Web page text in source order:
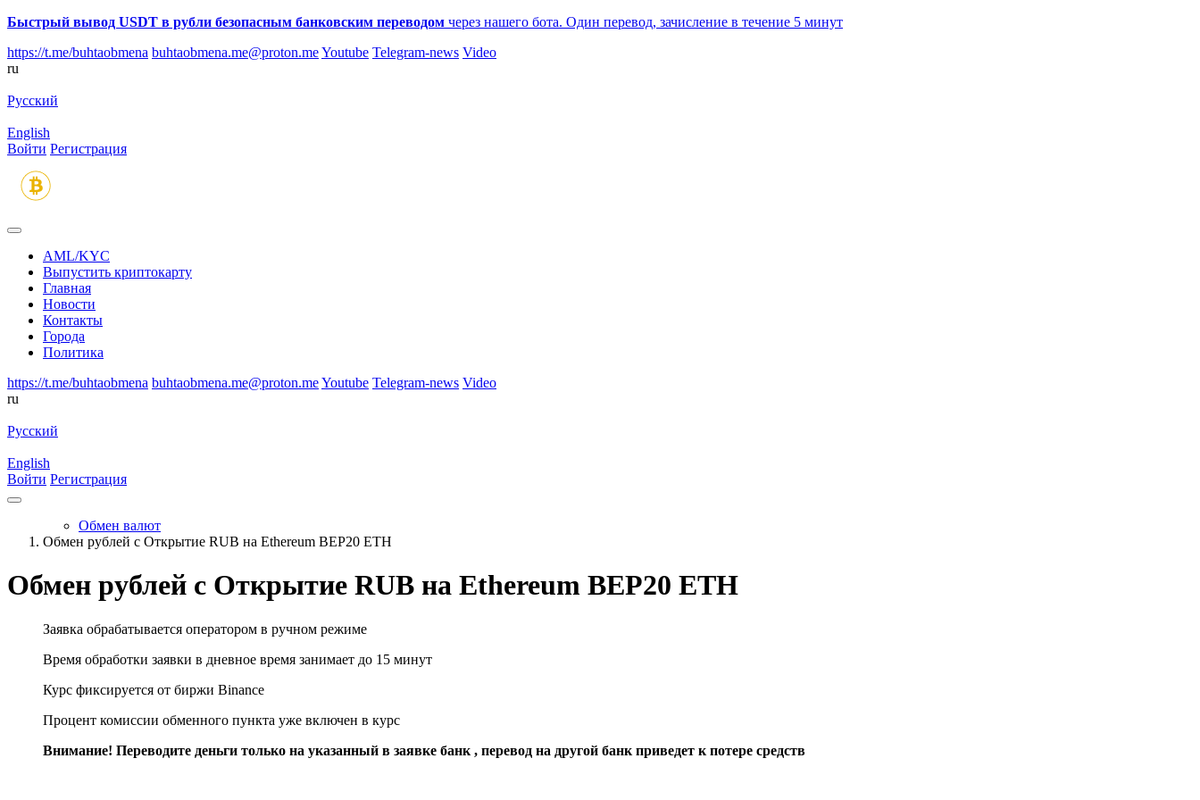
Быстрый вывод USDT в рубли безопасным банковским переводом через нашего бота. Один перевод, зачисление в течение 5 минут
https://t.me/buhtaobmena buhtaobmena.me@proton.meYoutube Telegram-news Video
ru
Русский
English
Войти Регистрация
AML/KYC
Выпустить криптокарту
Главная
Новости
Контакты
Города
Политика
https://t.me/buhtaobmena buhtaobmena.me@proton.meYoutube Telegram-news Video
ru
Русский
English
Войти Регистрация
Обмен валют
Обмен рублей с Открытие RUB на Ethereum BEP20 ETH
Обмен рублей с Открытие RUB на Ethereum BEP20 ETH
Заявка обрабатывается оператором в ручном режиме
Время обработки заявки в дневное время занимает до 15 минут
Курс фиксируется от биржи Binance
Процент комиссии обменного пункта уже включен в курс
Внимание! Переводите деньги только на указанный в заявке банк , перевод на другой банк приведет к потере средств